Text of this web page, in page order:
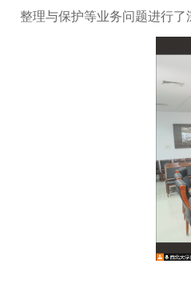
整理与保护等业务问题进行了